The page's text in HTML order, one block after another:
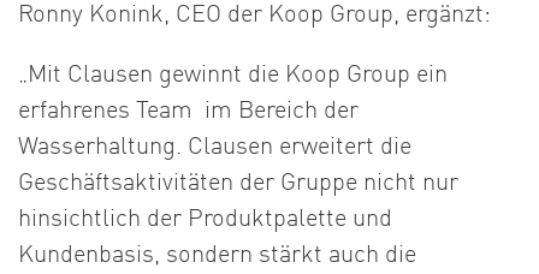
Ronny Konink, CEO der Koop Group, ergänzt:
„Mit Clausen gewinnt die Koop Group ein
erfahrenes Team im Bereich der
Wasserhaltung. Clausen erweitert die
Geschäftsaktivitäten der Gruppe nicht nur
hinsichtlich der Produktpalette und
Kundenbasis, sondern stärkt auch die